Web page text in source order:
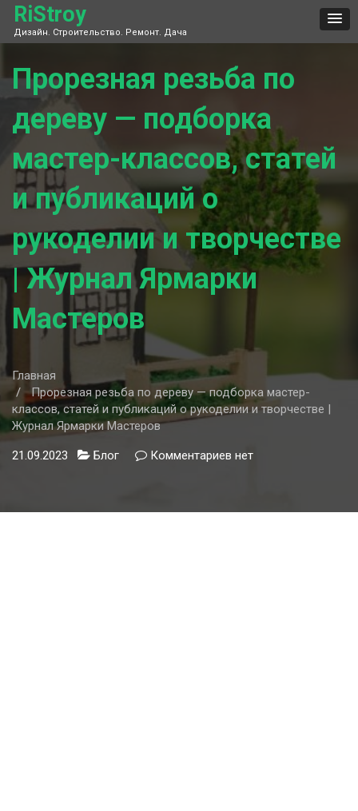
Skip
content
RiStroy
Дизайн. Строительство. Ремонт. Дача
Прорезная резьба по
дереву — подборка
мастер-классов, статей
и публикаций о
рукоделии и творчестве
| Журнал Ярмарки
Мастеров
Главная
Прорезная резьба по дереву — подборка мастер-
классов, статей и публикаций о рукоделии и творчестве |
Журнал Ярмарки Мастеров
21.09.2023 Блог Комментариев кнет